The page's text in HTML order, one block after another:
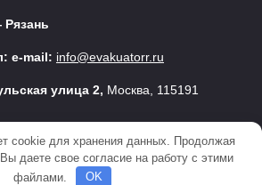
e-mail: info@evakuatorr.ru
улица 2, Москва, 115191
cookie для хранения данных. Продолжая
даете свое согласие на работу с этими
файлами.
OK